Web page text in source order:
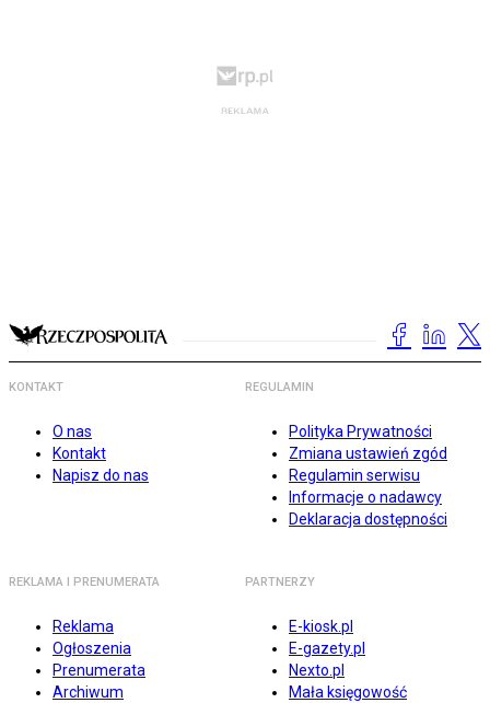
KONTAKT
O nas
Kontakt
Napisz do nas
REGULAMIN
Polityka Prywatności
Zmiana ustawień zgód
Regulamin serwisu
Informacje o nadawcy
Deklaracja dostępności
REKLAMA I PRENUMERATA
Reklama
Ogłoszenia
Prenumerata
Archiwum
PARTNERZY
E-kiosk.pl
E-gazety.pl
Nexto.pl
Mała księgowość